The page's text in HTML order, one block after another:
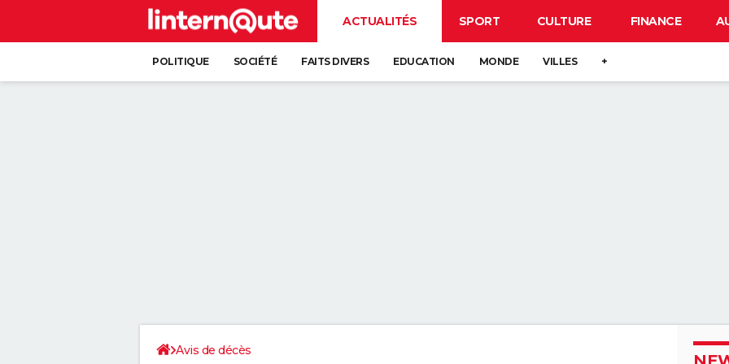
ACTUALITÉS SPORT CULTURE FINANCE
POLITIQUE SOCIÉTÉ FAITS DIVERS EDUCATION MONDE VILLES +
Avis de décès